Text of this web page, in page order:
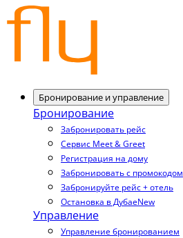
Бронирование и управление
Бронирование
Забронировать рейс
Сервис Meet & Greet
Регистрация на дому
Забронировать с промокодом
Забронируйте рейс + отель
Остановка в ДубаеNew
Управление
Управление бронированием